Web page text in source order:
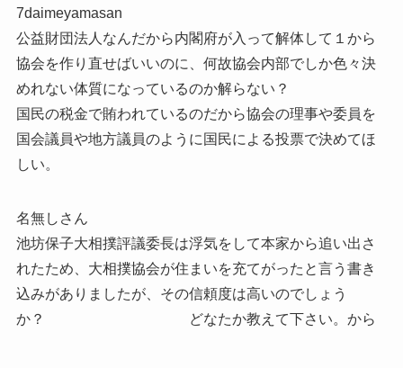
7daimeyamasan
公益財団法人なんだから内閣府が入って解体して１から
協会を作り直せばいいのに、何故協会内部でしか色々決
めれない体質になっているのか解らない？
国民の税金で賄われているのだから協会の理事や委員を
国会議員や地方議員のように国民による投票で決めてほ
しい。
名無しさん
池坊保子大相撲評議委長は浮気をして本家から追い出さ
れたため、大相撲協会が住まいを充てがったと言う書き
込みがありましたが、その信頼度は高いのでしょう
か？ どなたか教えて下さい。から